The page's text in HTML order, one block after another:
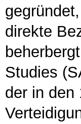
direkte
Studies
der in den